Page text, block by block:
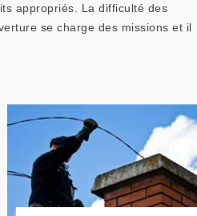
appropriés. La difficulté des
se charge des missions et il